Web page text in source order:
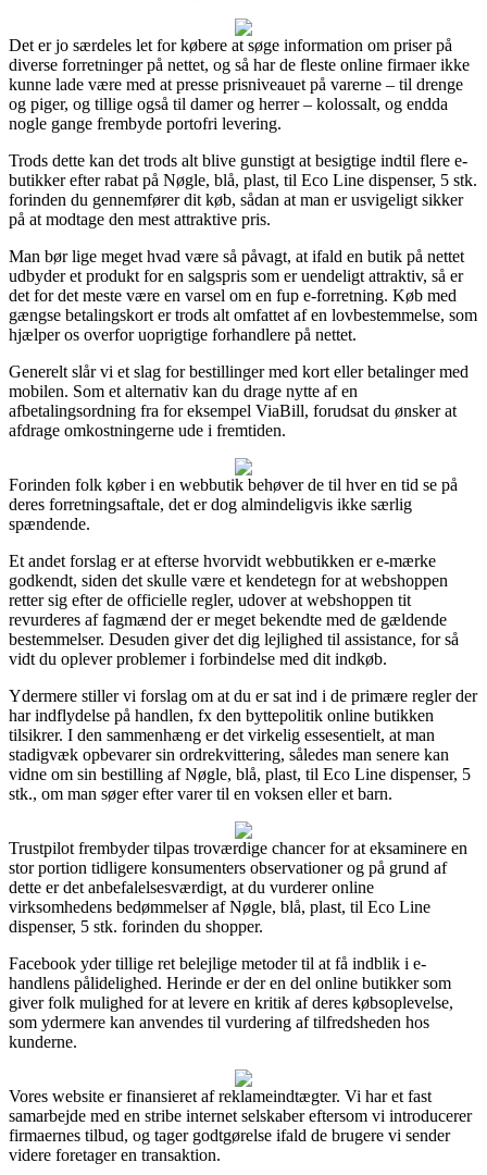
Det er jo særdeles let for købere at søge information om priser på
diverse forretninger på nettet, og så har de fleste online firmaer ikke
kunne lade være med at presse prisniveauet på varerne – til drenge
og piger, og tillige også til damer og herrer – kolossalt, og endda
nogle gange frembyde portofri levering.
Trods dette kan det trods alt blive gunstigt at besigtige indtil flere e-
butikker efter rabat på Nøgle, blå, plast, til Eco Line dispenser, 5 stk.
forinden du gennemfører dit køb, sådan at man er usvigeligt sikker
på at modtage den mest attraktive pris.
Man bør lige meget hvad være så påvagt, at ifald en butik på nettet
udbyder et produkt for en salgspris som er uendeligt attraktiv, så er
det for det meste være en varsel om en fup e-forretning. Køb med
gængse betalingskort er trods alt omfattet af en lovbestemmelse, som
hjælper os overfor uoprigtige forhandlere på nettet.
Generelt slår vi et slag for bestillinger med kort eller betalinger med
mobilen. Som et alternativ kan du drage nytte af en
afbetalingsordning fra for eksempel ViaBill, forudsat du ønsker at
afdrage omkostningerne ude i fremtiden.
Forinden folk køber i en webbutik behøver de til hver en tid se på
deres forretningsaftale, det er dog almindeligvis ikke særlig
spændende.
Et andet forslag er at efterse hvorvidt webbutikken er e-mærke
godkendt, siden det skulle være et kendetegn for at webshoppen
retter sig efter de officielle regler, udover at webshoppen tit
revurderes af fagmænd der er meget bekendte med de gældende
bestemmelser. Desuden giver det dig lejlighed til assistance, for så
vidt du oplever problemer i forbindelse med dit indkøb.
Ydermere stiller vi forslag om at du er sat ind i de primære regler der
har indflydelse på handlen, fx den byttepolitik online butikken
tilsikrer. I den sammenhæng er det virkelig essesentielt, at man
stadigvæk opbevarer sin ordrekvittering, således man senere kan
vidne om sin bestilling af Nøgle, blå, plast, til Eco Line dispenser, 5
stk., om man søger efter varer til en voksen eller et barn.
Trustpilot frembyder tilpas troværdige chancer for at eksaminere en
stor portion tidligere konsumenters observationer og på grund af
dette er det anbefalelsesværdigt, at du vurderer online
virksomhedens bedømmelser af Nøgle, blå, plast, til Eco Line
dispenser, 5 stk. forinden du shopper.
Facebook yder tillige ret belejlige metoder til at få indblik i e-
handlens pålidelighed. Herinde er der en del online butikker som
giver folk mulighed for at levere en kritik af deres købsoplevelse,
som ydermere kan anvendes til vurdering af tilfredsheden hos
kunderne.
Vores website er finansieret af reklameindtægter. Vi har et fast
samarbejde med en stribe internet selskaber eftersom vi introducerer
firmaernes tilbud, og tager godtgørelse ifald de brugere vi sender
videre foretager en transaktion.